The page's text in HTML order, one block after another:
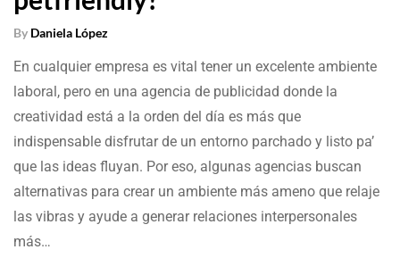
By Daniela López
En cualquier empresa es vital tener un excelente ambiente
laboral, pero en una agencia de publicidad donde la
creatividad está a la orden del día es más que
indispensable disfrutar de un entorno parchado y listo pa’
que las ideas fluyan. Por eso, algunas agencias buscan
alternativas para crear un ambiente más ameno que relaje
las vibras y ayude a generar relaciones interpersonales
más…